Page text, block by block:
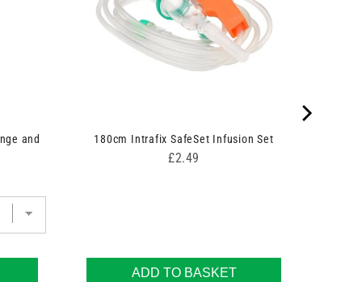
and
180cm Intrafix SafeSet Infusion Set
Price
£2.49
ADD TO BASKET